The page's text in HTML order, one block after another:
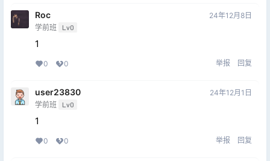
Roc
学前班 Lv0
24年12月8日
1
0 0 举报 回复
user23830
学前班 Lv0
24年12月1日
1
0 0 举报 回复